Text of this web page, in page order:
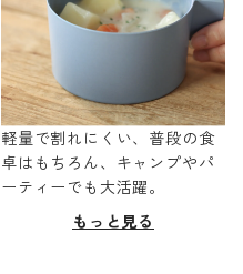
軽量で割れにくい、普段の食
卓はもちろん、キャンプやパ
ーティーでも大活躍。
もっと見る